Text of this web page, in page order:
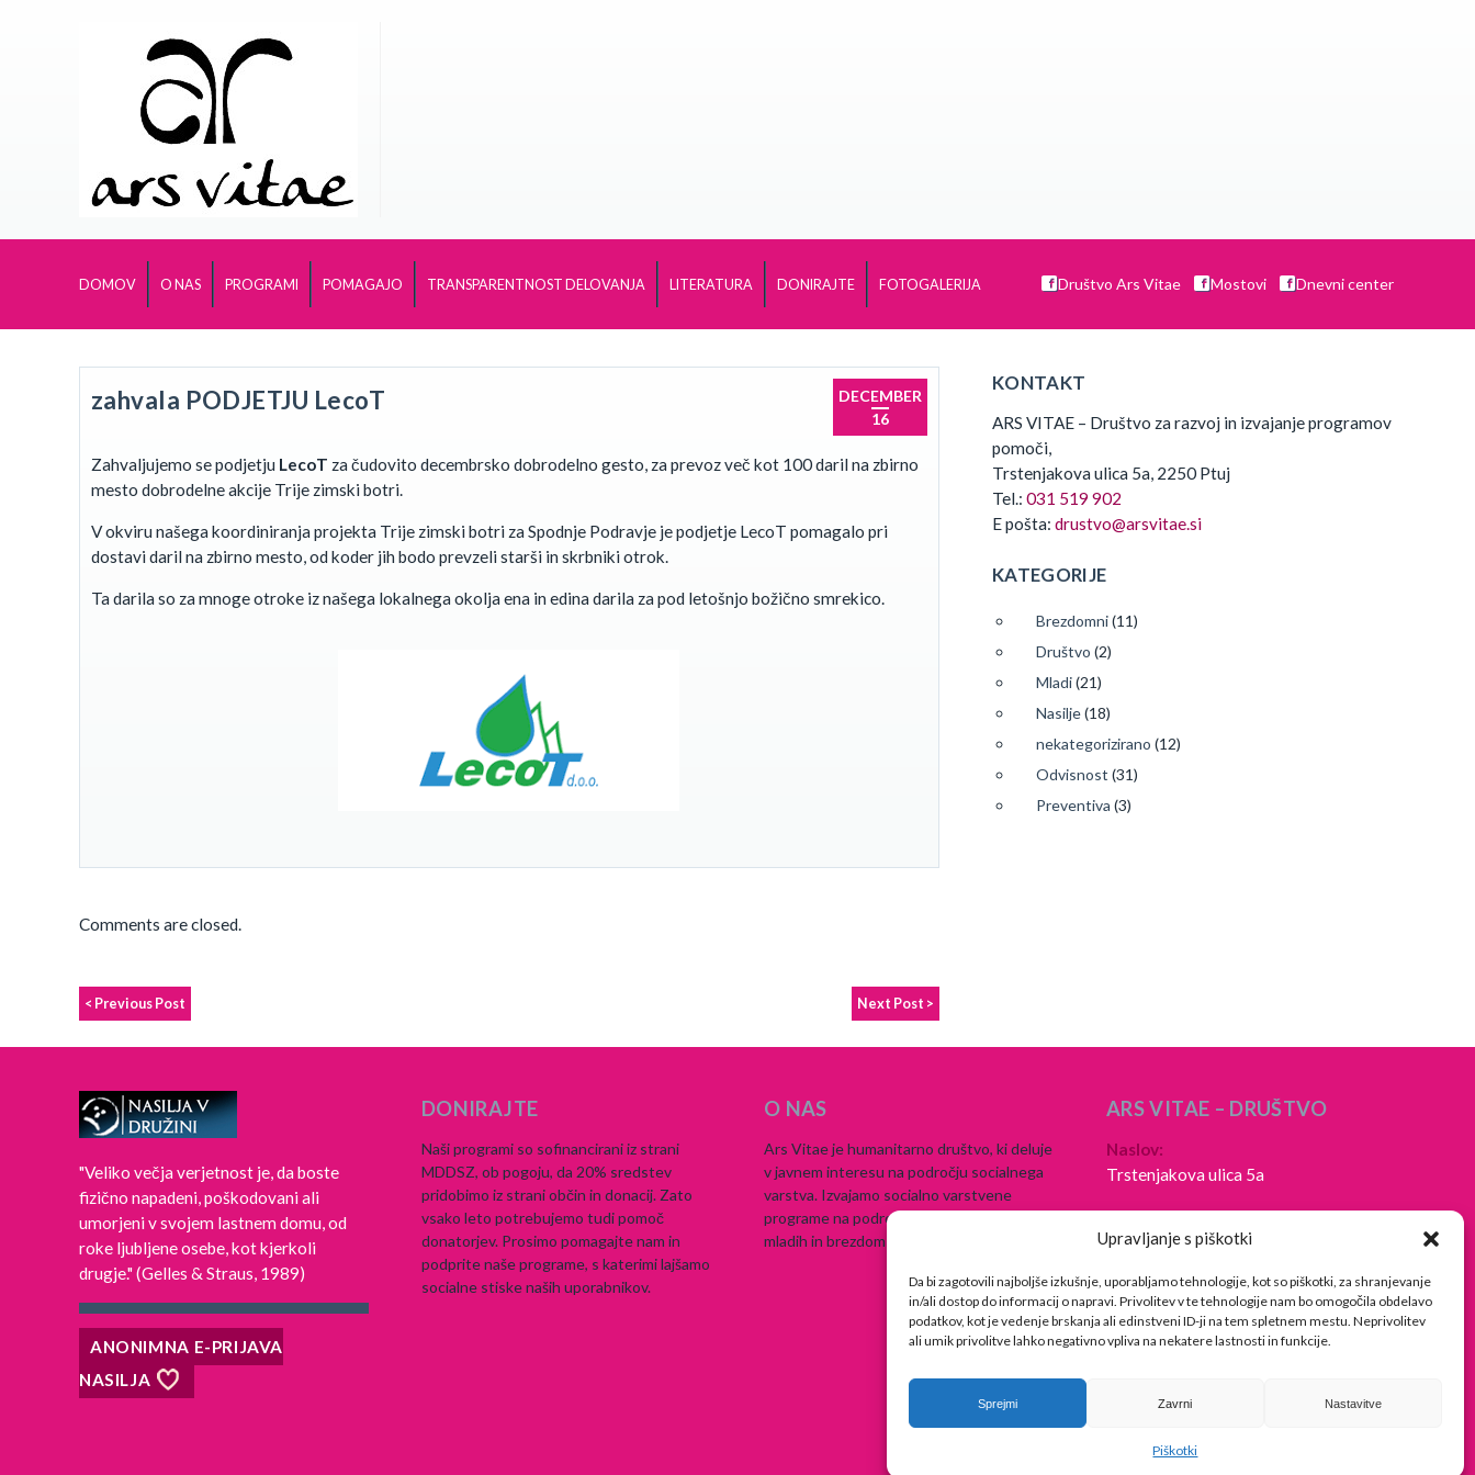
Upravljanje s piškotki
Da bi zagotovili najboljše izkušnje, uporabljamo tehnologije, kot so piškotki, za shranjevanje
in/ali dostop do informacij o napravi. Privolitev v te tehnologije nam bo omogočila obdelavo
podatkov, kot je vedenje brskanja ali edinstveni ID-ji na tem spletnem mestu. Neprivolitev
ali umik privolitve lahko negativno vpliva na nekatere lastnosti in funkcije.
Sprejmi Zavrni Nastavitve
Piškotki
DOMOV O NAS PROGRAMI POMAGAJO TRANSPARENTNOST DELOVANJA LITERATURA DONIRAJTE FOTOGALERIJA Društvo Ars Vitae Mostovi Dnevni center
zahvala PODJETJU LecoT
DECEMBER
16
Zahvaljujemo se podjetju LecoT za čudovito decembrsko dobrodelno gesto, za prevoz več kot 100 daril na zbirno
mesto dobrodelne akcije Trije zimski botri.
V okviru našega koordiniranja projekta Trije zimski botri za Spodnje Podravje je podjetje LecoT pomagalo pri
dostavi daril na zbirno mesto, od koder jih bodo prevzeli starši in skrbniki otrok.
Ta darila so za mnoge otroke iz našega lokalnega okolja ena in edina darila za pod letošnjo božično smrekico.
Comments are closed.
< Previous Post Next Post >
KONTAKT
ARS VITAE – Društvo za razvoj in izvajanje programov
pomoči,
Trstenjakova ulica 5a, 2250 Ptuj
Tel.: 031 519 902
E pošta: drustvo@arsvitae.si
KATEGORIJE
Brezdomni(11)
Društvo (2)
Mladi(21)
Nasilje(18)
nekategorizirano (12)
Odvisnost (31)
Preventiva (3)
"Veliko večja verjetnost je, da boste
fizično napadeni, poškodovani ali
umorjeni v svojem lastnem domu, od
roke ljubljene osebe, kot kjerkoli
drugje." (Gelles & Straus, 1989)
ANONIMNA E-PRIJAVA
NASILJA
DONIRAJTE
Naši programi so sofinancirani iz strani
MDDSZ, ob pogoju, da 20% sredstev
pridobimo iz strani občin in donacij. Zato
vsako leto potrebujemo tudi pomoč
donatorjev. Prosimo pomagajte nam in
podprite naše programe, s katerimi lajšamo
socialne stiske naših uporabnikov.
O NAS
Ars Vitae je humanitarno društvo, ki deluje
v javnem interesu na področju socialnega
varstva. Izvajamo socialno varstvene
programe na področju odvisnosti, nasilja,
mladih in brezdomstva.
ARS VITAE – DRUŠTVO
Naslov:
Trstenjakova ulica 5a
Telefon:
+ 386 (0)31 519 902
E-pošta:
drustvo@arsvitae.si